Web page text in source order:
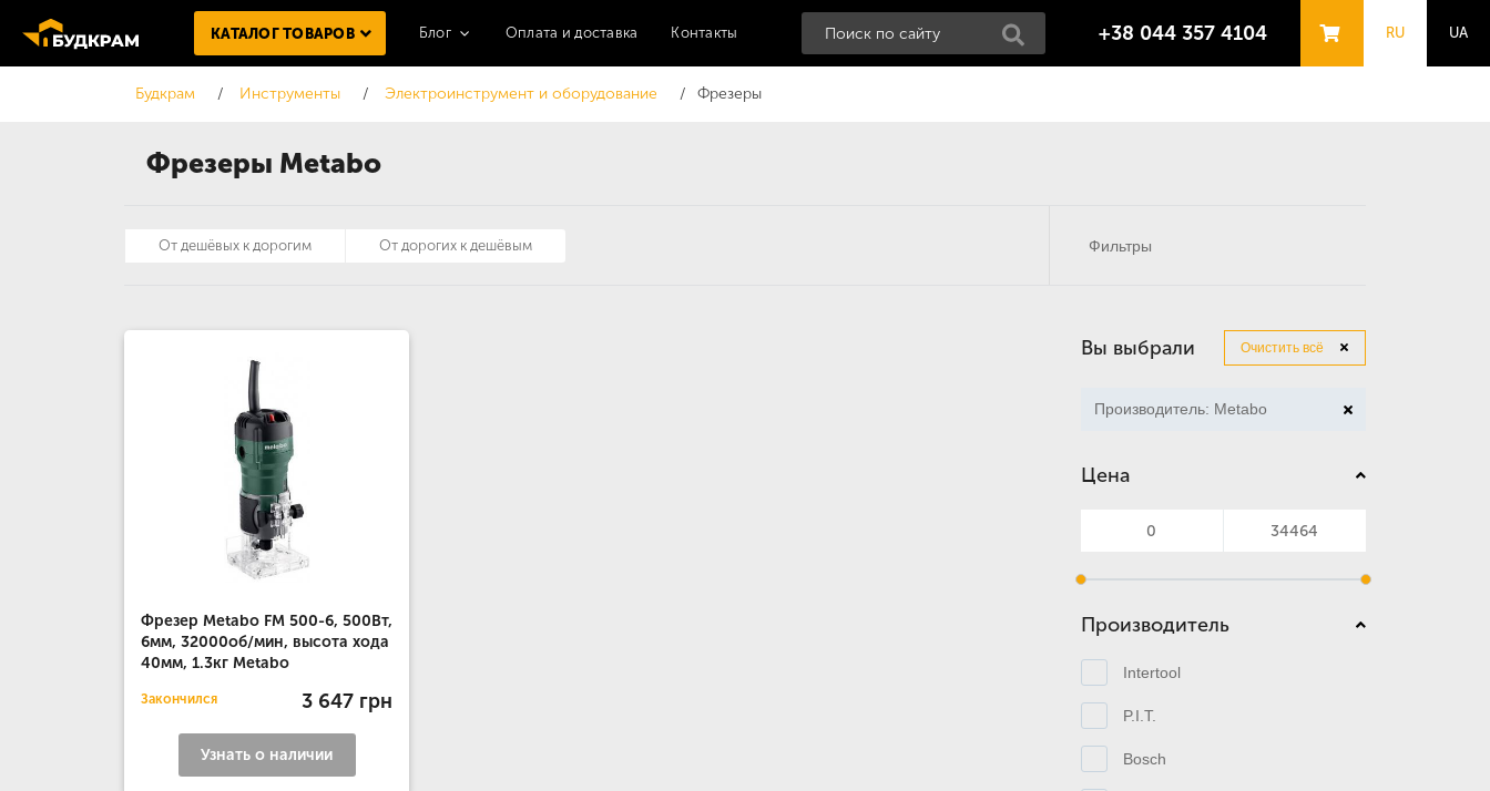
Фрезеры Metabo
КАТАЛОГ ТОВАРОВ Блог Оплата и доставка Контакты +38 044 357 4104 RU UA
Будкрам Инструменты Электроинструмент и оборудование Фрезеры
Фрезер Metabo FM 500-6, 500Вт,
6мм, 32000об/мин, высота хода
40мм, 1.3кг Metabo
Закончился 3 647 грн
Узнать о наличии
Вы выбрали Очистить всё
Производитель: Metabo
Цена
Производитель
Intertool
P.I.T.
Bosch
От дешёвых к дорогим От дорогих к дешёвым Фильтры